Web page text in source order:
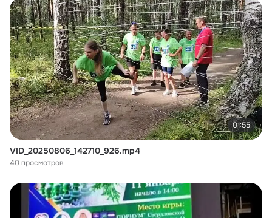
01:55
VID_20250806_142710_926.mp4
40 просмотров